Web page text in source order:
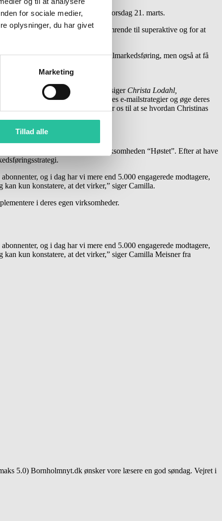
for sociale medier,
oplysninger, du har givet
Marketing
Tillad alle
i dagene onsdag 20. og torsdag 21. marts.
e-maillister fra at være slumrende til superaktive og for at
forbedre deres tilgang til e-mailmarkedsføring, men også at få
opgang eller fald,” sigerChrista Lodahl,
til ikke blot at finpudse deres e-mailstrategier og øge deres
deres arbejdsgange. Vi glæder os til at se hvordan Christinas
er Camilla Meisner fra virksomheden “Høstet”. Efter at have
og i dag har vi mere end 5.000 engagerede modtagere,
kan kun konstatere, at det virker,” siger Camilla.
i deres egen virksomheder.
og i dag har vi mere end 5.000 engagerede modtagere,
kun konstatere, at det virker,” siger Camilla Meisner fra
5.0) Bornholmnyt.dk ønsker vore læsere en god søndag. Vejret i